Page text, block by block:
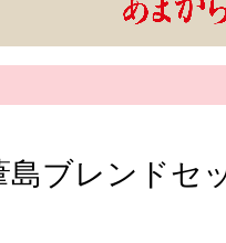
ブレンドセ